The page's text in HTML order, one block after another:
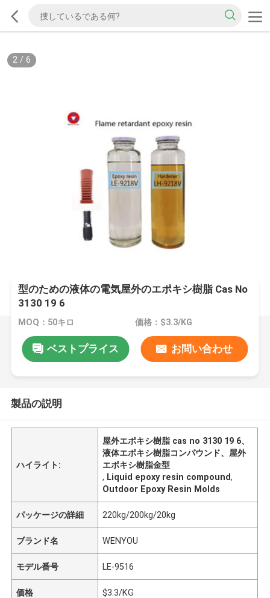
2/ 6
型のための液体の電気屋外のエポキシ樹脂 Cas No
3130 19 6
MOQ：50キロ 価格：$3.3/KG
ベストプライス お問い合わせ
製品の説明
ハイライト:
屋外エポキシ樹脂 cas no 3130 19 6、
液体エポキシ樹脂コンパウンド、屋外
エポキシ樹脂金型
, Liquid epoxy resin compound,
Outdoor Epoxy Resin Molds
パッケージの詳細 220kg/200kg/20kg
ブランド名 WENYOU
モデル番号 LE-9516
価格 $3.3/KG